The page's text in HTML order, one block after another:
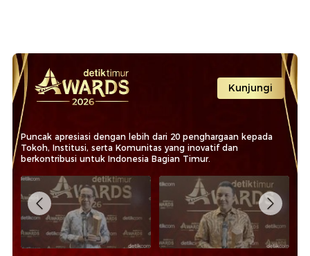
Kunjungi
Puncak apresiasi dengan lebih dari 20 penghargaan kepada
Tokoh, Institusi, serta Komunitas yang inovatif dan
berkontribusi untuk Indonesia Bagian Timur.